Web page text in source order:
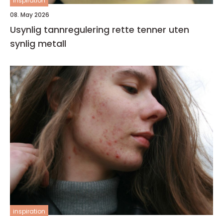
08. May 2026
Usynlig tannregulering rette tenner uten
synlig metall
inspiration